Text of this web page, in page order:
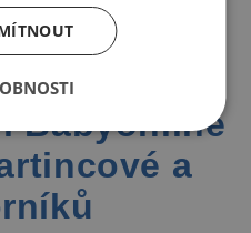
pro
náctileté
Babyonline
a